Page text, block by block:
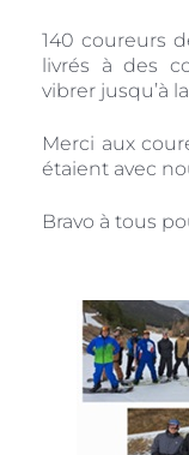
140 coureurs
livrés à des
vibrer jusqu’à
Merci aux
étaient avec
Bravo à tous